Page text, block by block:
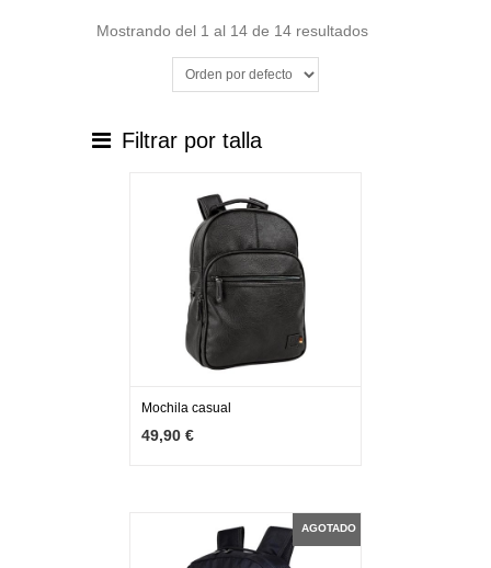
Mostrando del 1 al 14 de 14 resultados
Filtrar por talla
AÑADIR
Mochila casual
49,90 €
AGOTADO